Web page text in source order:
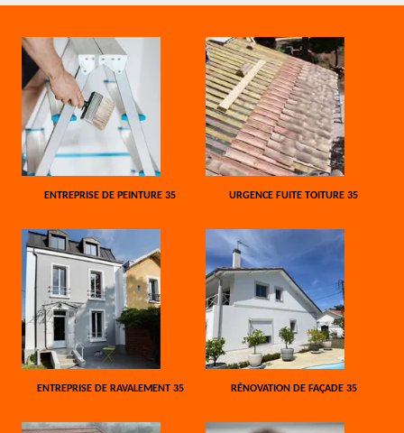
ENTREPRISE DE PEINTURE 35 URGENCE FUITE TOITURE 35
ENTREPRISE DE RAVALEMENT 35 RÉNOVATION DE FAÇADE 35